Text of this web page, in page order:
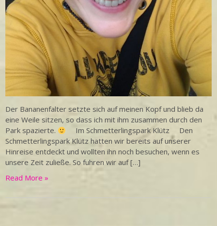
Der Bananenfalter setzte sich auf meinen Kopf und blieb da
eine Weile sitzen, so dass ich mit ihm zusammen durch den
Park spazierte.
Im Schmetterlingspark Klütz Den
Schmetterlingspark Klütz hatten wir bereits auf unserer
Hinreise entdeckt und wollten ihn noch besuchen, wenn es
unsere Zeit zuließe. So fuhren wir auf […]
Read More »